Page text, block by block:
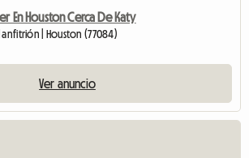
En Houston Cerca De Katy
| Houston (77084)
Ver anuncio